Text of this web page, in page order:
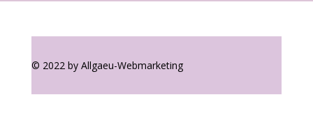
© 2022 by Allgaeu-Webmarketing